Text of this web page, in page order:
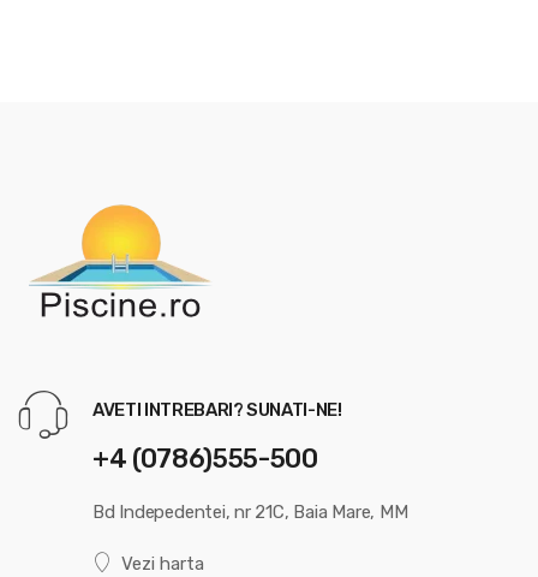
AVETI INTREBARI? SUNATI-NE!
+4 (0786)555-500
Bd Indepedentei, nr 21C, Baia Mare, MM
Vezi harta